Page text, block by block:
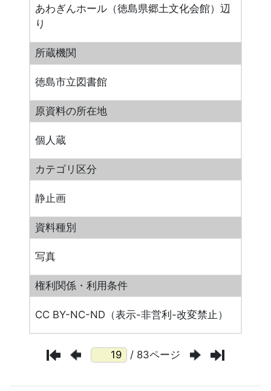
あわぎんホール（徳島県郷土文化会館）辺
り
所蔵機関
徳島市立図書館
原資料の所在地
個人蔵
カテゴリ区分
静止画
資料種別
写真
権利関係・利用条件
CC BY-NC-ND（表示-非営利-改変禁止）
/ 83ページ